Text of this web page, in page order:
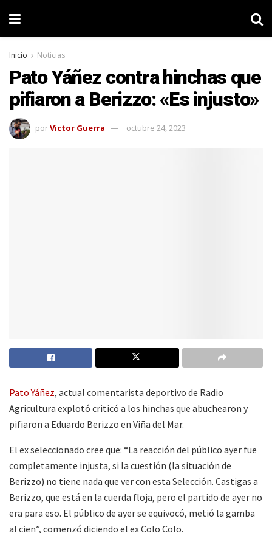
Inicio Noticias
Pato Yáñez contra hinchas que
pifiaron a Berizzo: «Es injusto»
porVictor Guerra octubre 24, 2023
Pato Yáñez, actual comentarista deportivo de Radio
Agricultura explotó criticó a los hinchas que abuchearon y
pifiaron a Eduardo Berizzo en Viña del Mar.
El ex seleccionado cree que: “La reacción del público ayer fue
completamente injusta, si la cuestión (la situación de
Berizzo) no tiene nada que ver con esta Selección. Castigas a
Berizzo, que está en la cuerda floja, pero el partido de ayer no
era para eso. El público de ayer se equivocó, metió la gamba
al cien”, comenzó diciendo el ex Colo Colo.